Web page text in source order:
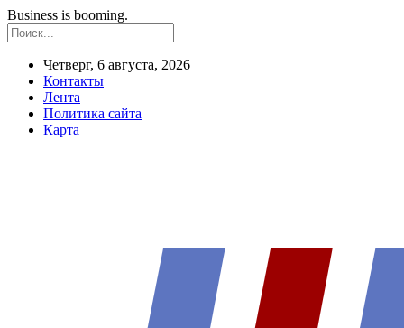
Business is booming.
Четверг, 6 августа, 2026
Контакты
Лента
Политика сайта
Карта